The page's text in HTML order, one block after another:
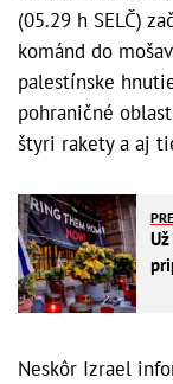
(05.29 h SELČ)
kománd do
palestínske
pohraničné
štyri rakety a aj
Neskôr Izrael